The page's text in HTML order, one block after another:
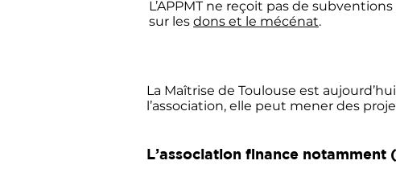
L’APPMT ne reçoit pas de
sur les dons et le mécénat.
La Maîtrise de Toulouse est
l’association, elle peut mener des
L’association finance